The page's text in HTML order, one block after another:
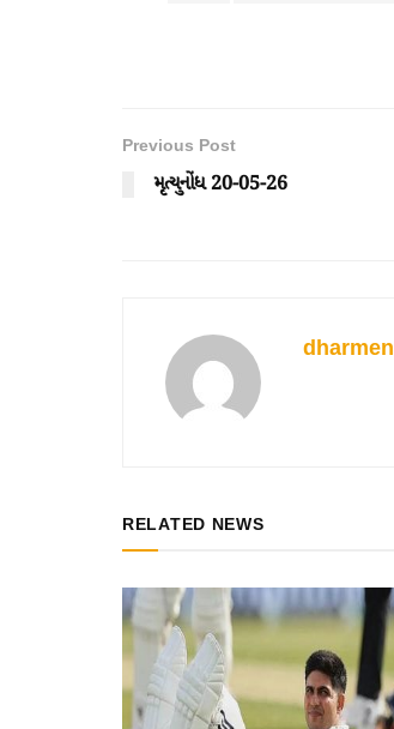
Previous Post
મૃત્યુનોંધ 20-05-26
RELATED NEWS